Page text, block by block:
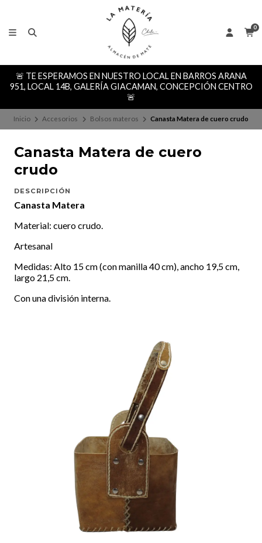
0
🚨 TE ESPERAMOS EN NUESTRO LOCAL EN BARROS ARANA
951, LOCAL 14B, GALERÍA GIACAMAN, CONCEPCIÓN CENTRO
🚨
Inicio Accesorios Bolsos materos Canasta Matera de cuero crudo
Canasta Matera de cuero
crudo
DESCRIPCIÓN
Canasta Matera
Material: cuero crudo.
Artesanal
Medidas: Alto 15 cm (con manilla 40 cm), ancho 19,5 cm,
largo 21,5 cm.
Con una división interna.